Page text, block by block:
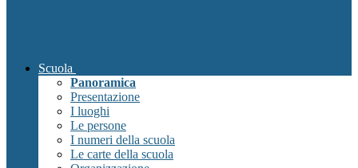
Scuola
Panoramica
Presentazione
I luoghi
Le persone
I numeri della scuola
Le carte della scuola